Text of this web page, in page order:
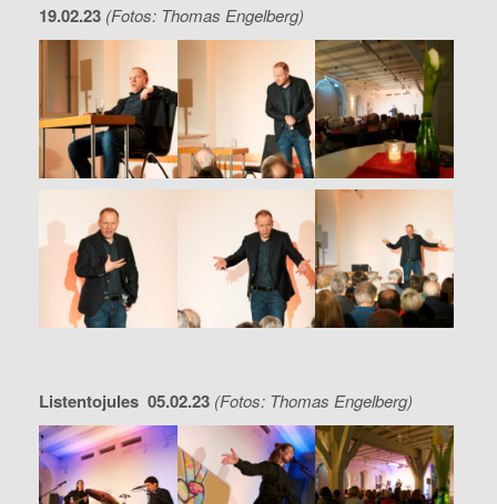
19.02.23 (Fotos: Thomas Engelberg)
Listentojules 05.02.23 (Fotos: Thomas Engelberg)